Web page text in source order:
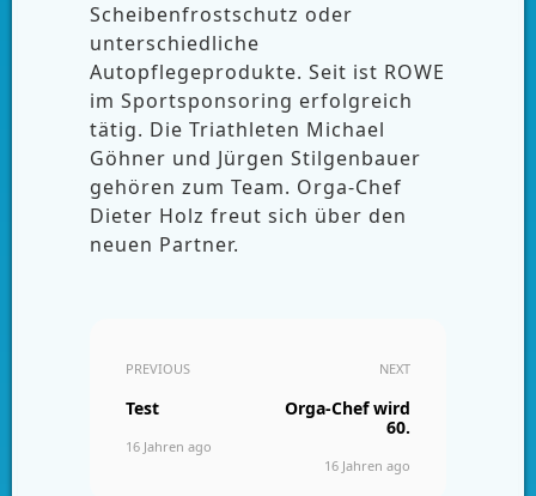
Scheibenfrostschutz oder
unterschiedliche
Autopflegeprodukte. Seit ist ROWE
im Sportsponsoring erfolgreich
tätig. Die Triathleten Michael
Göhner und Jürgen Stilgenbauer
gehören zum Team. Orga-Chef
Dieter Holz freut sich über den
neuen Partner.
PREVIOUS
Test
16 Jahren ago
NEXT
Orga-Chef wird
60.
16 Jahren ago